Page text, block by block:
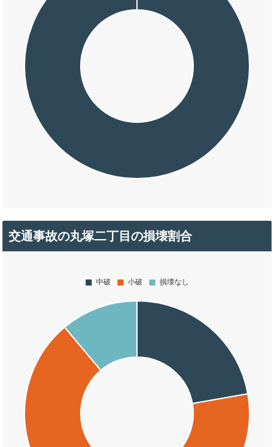
交通事故の丸塚二丁目の損壊割合